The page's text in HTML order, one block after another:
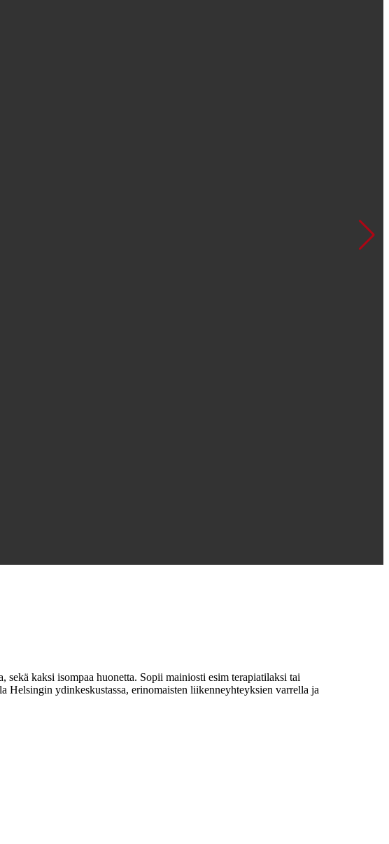
kaksi isompaa huonetta. Sopii mainiosti esim terapiatilaksi tai
Helsingin ydinkeskustassa, erinomaisten liikenneyhteyksien varrella ja